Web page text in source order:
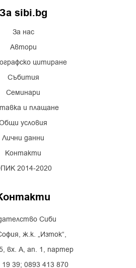
За sibi.bg
За нас
Автори
цитиране
Събития
Семинари
и плащане
условия
Лични данни
Контакти
2014-2020
Сиби
ж.к. „Изток“,
вх. А, ап. 1, партер
39; 0893 413 870